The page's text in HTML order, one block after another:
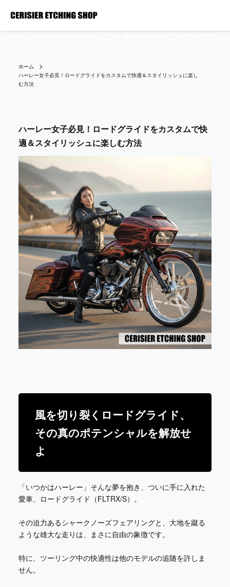
ホーム
ハーレー女子必見！ロードグライドをカスタムで快適＆スタイリッシュに楽し
む方法
ハーレー女子必見！ロードグライドをカスタムで快
適＆スタイリッシュに楽しむ方法
風を切り裂くロードグライド、
その真のポテンシャルを解放せ
よ
「いつかはハーレー」そんな夢を抱き、ついに手に入れた
愛車、ロードグライド（FLTRX/S）。
その迫力あるシャークノーズフェアリングと、大地を蹴る
ような雄大な走りは、まさに自由の象徴です。
特に、ツーリング中の快適性は他のモデルの追随を許しま
せん。